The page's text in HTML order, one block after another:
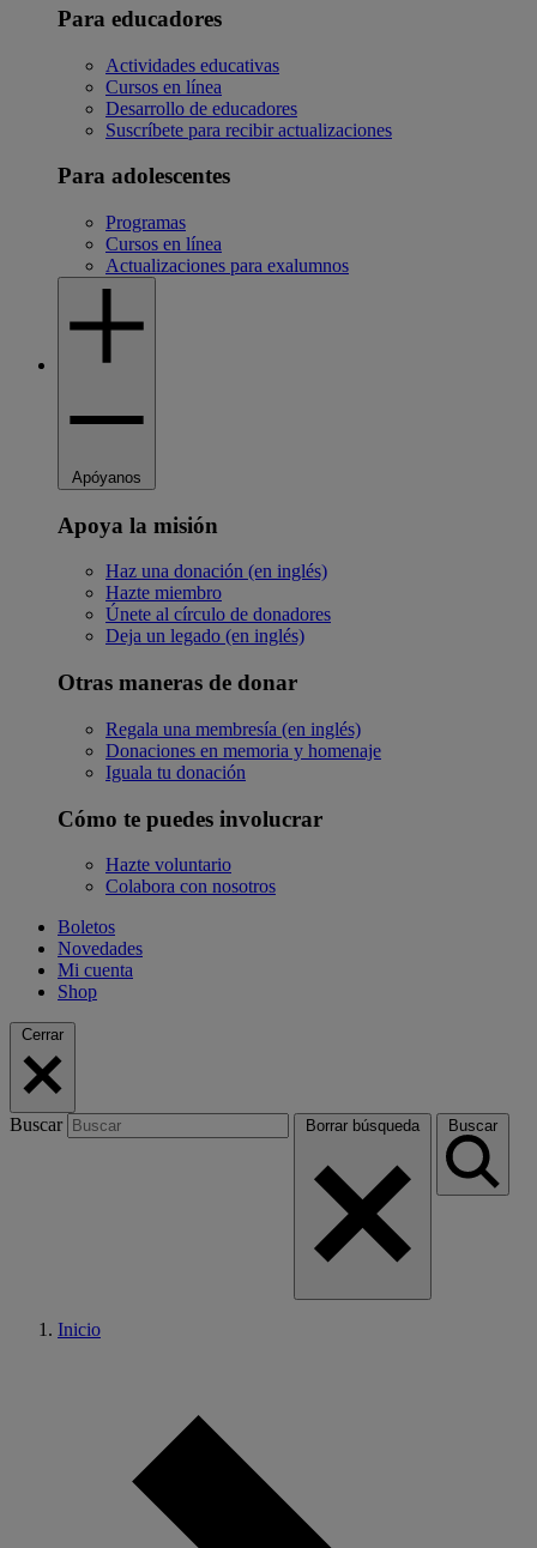
Para educadores
Actividades educativas
Cursos en línea
Desarrollo de educadores
Suscríbete para recibir actualizaciones
Para adolescentes
Programas
Cursos en línea
Actualizaciones para exalumnos
Apóyanos
Apoya la misión
Haz una donación (en inglés)
Hazte miembro
Únete al círculo de donadores
Deja un legado (en inglés)
Otras maneras de donar
Regala una membresía (en inglés)
Donaciones en memoria y homenaje
Iguala tu donación
Cómo te puedes involucrar
Hazte voluntario
Colabora con nosotros
Boletos
Novedades
Mi cuenta
Shop
Cerrar
Buscar Borrar búsqueda Buscar
Inicio